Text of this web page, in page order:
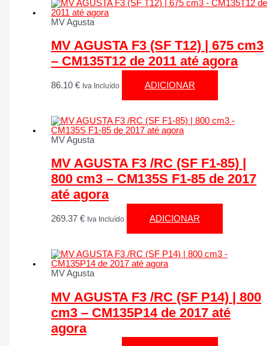
MV Agusta
MV AGUSTA F3 (SF T12) | 675 cm3
– CM135T12 de 2011 até agora
86.10€ Iva Incluído ADICIONAR
MV Agusta
MV AGUSTA F3 /RC (SF F1-85) |
800 cm3 – CM135S F1-85 de 2017
até agora
269.37€ Iva Incluído ADICIONAR
MV Agusta
MV AGUSTA F3 /RC (SF P14) | 800
cm3 – CM135P14 de 2017 até
agora